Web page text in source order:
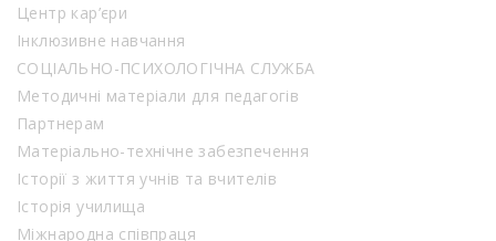
Центр кар’єри
Інклюзивне навчання
СОЦІАЛЬНО-ПСИХОЛОГІЧНА СЛУЖБА
Методичні матеріали для педагогів
Партнерам
Матеріально-технічне забезпечення
Історії з життя учнів та вчителів
Історія училища
Міжнародна співпраця